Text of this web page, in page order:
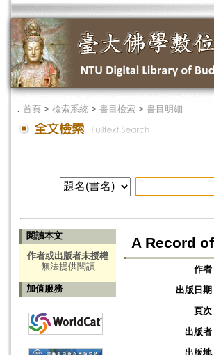
． 首頁 > 檢索系統 > 書目檢索 > 書目明細
閱讀本文
作者或出版者未授權
無法提供閱讀
加值服務
A Record
作者
出版日期
頁次
出版者
出版地